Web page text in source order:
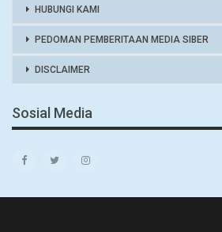
HUBUNGI KAMI
PEDOMAN PEMBERITAAN MEDIA SIBER
DISCLAIMER
Sosial Media